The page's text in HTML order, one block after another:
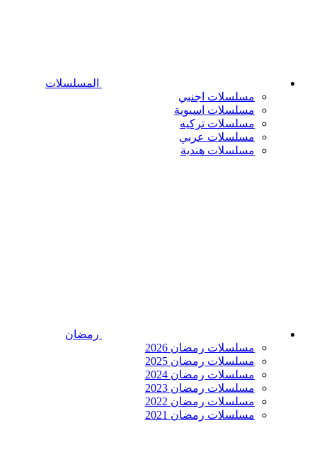
المسلسلات
مسلسلات اجنبي
مسلسلات اسيوية
مسلسلات تركيه
مسلسلات عربي
مسلسلات هندية
رمضان
مسلسلات رمضان 2026
مسلسلات رمضان 2025
مسلسلات رمضان 2024
مسلسلات رمضان 2023
مسلسلات رمضان 2022
مسلسلات رمضان 2021